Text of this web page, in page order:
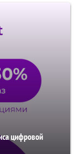
цифровой